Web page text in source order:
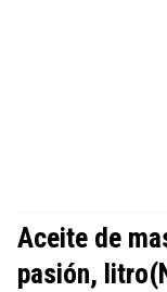
Aceite de
pasión, litro